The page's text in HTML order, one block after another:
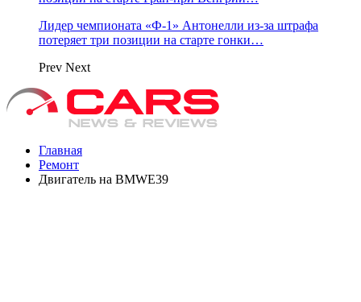
Лидер чемпионата «Ф‑1» Антонелли из‑за штрафа
потеряет три позиции на старте гонки…
Prev Next
Главная
Ремонт
Двигатель на BMWE39